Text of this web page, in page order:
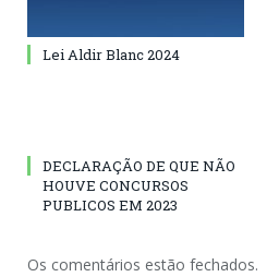
Lei Aldir Blanc 2024
DECLARAÇÃO DE QUE NÃO
HOUVE CONCURSOS
PUBLICOS EM 2023
Os comentários estão fechados.